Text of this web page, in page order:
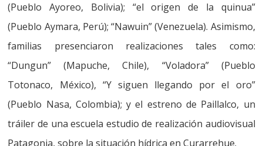
(Pueblo Ayoreo, Bolivia); “el origen de la quinua”
(Pueblo Aymara, Perú); “Nawuin” (Venezuela). Asimismo,
familias presenciaron realizaciones tales como:
“Dungun” (Mapuche, Chile), “Voladora” (Pueblo
Totonaco, México), “Y siguen llegando por el oro”
(Pueblo Nasa, Colombia); y el estreno de Paillalco, un
tráiler de una escuela estudio de realización audiovisual
Patagonia, sobre la situación hídrica en Curarrehue.